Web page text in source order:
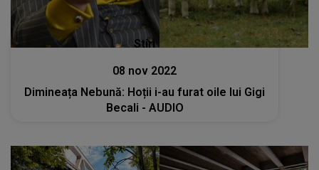
Stiri
08 nov 2022
Dimineața Nebună: Hoții i-au furat oile lui Gigi
Becali - AUDIO